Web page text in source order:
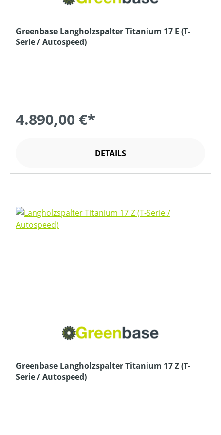
Greenbase Langholzspalter Titanium 17 E (T-
Serie / Autospeed)
4.890,00 €*
DETAILS
Greenbase Langholzspalter Titanium 17 Z (T-
Serie / Autospeed)